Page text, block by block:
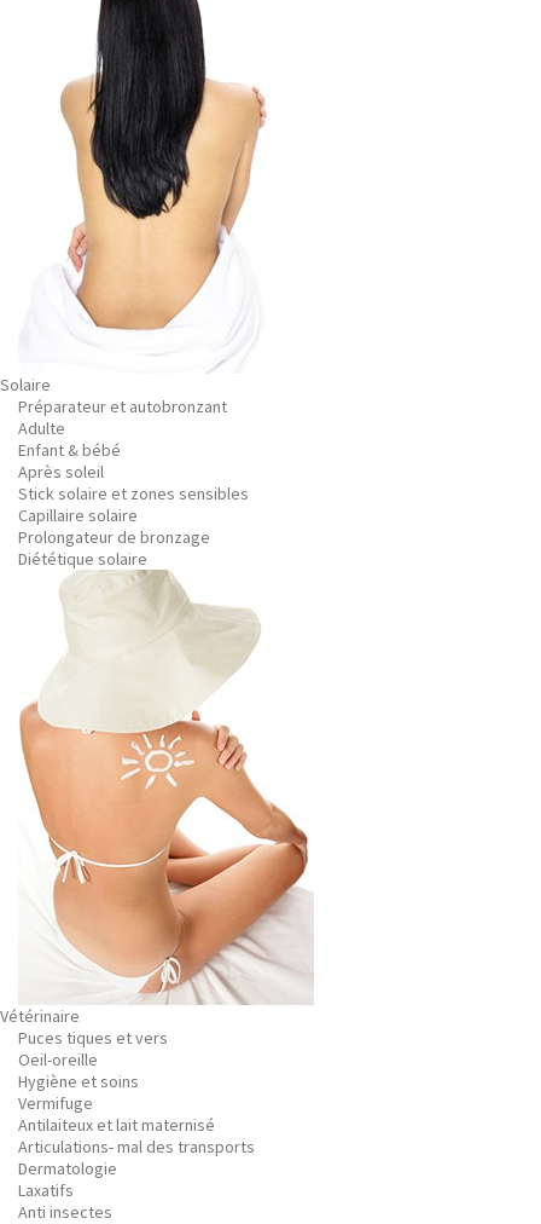
Solaire
Préparateur et autobronzant
Adulte
Enfant & bébé
Après soleil
Stick solaire et zones sensibles
Capillaire solaire
Prolongateur de bronzage
Diététique solaire
Vétérinaire
Puces tiques et vers
Oeil-oreille
Hygiène et soins
Vermifuge
Antilaiteux et lait maternisé
Articulations- mal des transports
Dermatologie
Laxatifs
Anti insectes